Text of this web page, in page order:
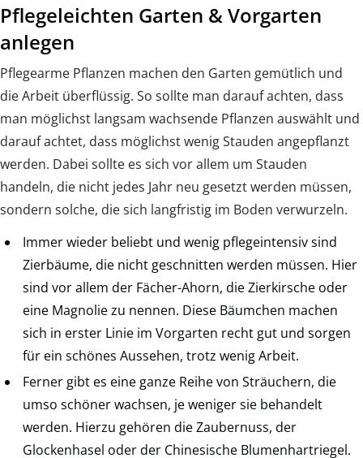
Pflegeleichten Garten & Vorgarten
anlegen
Pflegearme Pflanzen machen den Garten gemütlich und
die Arbeit überflüssig. So sollte man darauf achten, dass
man möglichst langsam wachsende Pflanzen auswählt und
darauf achtet, dass möglichst wenig Stauden angepflanzt
werden. Dabei sollte es sich vor allem um Stauden
handeln, die nicht jedes Jahr neu gesetzt werden müssen,
sondern solche, die sich langfristig im Boden verwurzeln.
Immer wieder beliebt und wenig pflegeintensiv sind
Zierbäume, die nicht geschnitten werden müssen. Hier
sind vor allem der Fächer-Ahorn, die Zierkirsche oder
eine Magnolie zu nennen. Diese Bäumchen machen
sich in erster Linie im Vorgarten recht gut und sorgen
für ein schönes Aussehen, trotz wenig Arbeit.
Ferner gibt es eine ganze Reihe von Sträuchern, die
umso schöner wachsen, je weniger sie behandelt
werden. Hierzu gehören die Zaubernuss, der
Glockenhasel oder der Chinesische Blumenhartriegel.